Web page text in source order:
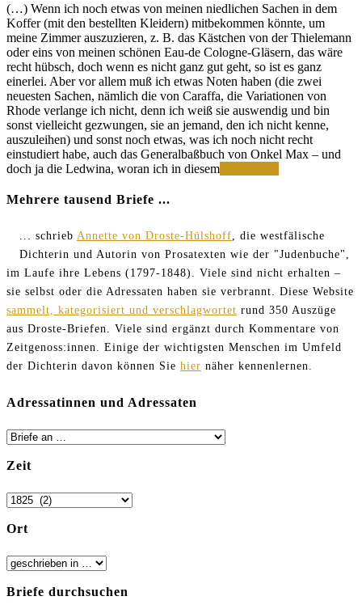
(…) Wenn ich noch etwas von meinen niedlichen Sachen in dem
Koffer (mit den bestellten Kleidern) mitbekommen könnte, um
meine Zimmer auszuzieren, z. B. das Kästchen von der Thielemann
oder eins von meinen schönen Eau-de Cologne-Gläsern, das wäre
recht hübsch, doch wenn es nicht ganz gut geht, so ist es ganz
einerlei. Aber vor allem muß ich etwas Noten haben (die zwei
neuesten Sachen, nämlich die von Caraffa, die Variationen von
Rhode verlange ich nicht, denn ich weiß sie auswendig und bin
sonst vielleicht gezwungen, sie an jemand, den ich nicht kenne,
auszuleihen) und sonst noch etwas, was ich noch nicht recht
einstudiert habe, auch das Generalbaßbuch von Onkel Max – und
doch ja die Ledwina, woran ich in diesem
Mehrere tausend Briefe ...
... schrieb Annette von Droste-Hülshoff , die westfälische
Dichterin und Autorin von Prosatexten wie der "Judenbuche",
im Laufe ihre Lebens (1797-1848). Viele sind nicht erhalten –
sie selbst oder die Adressaten haben sie verbrannt. Diese Website
sammelt, kategorisiert und verschlagwortet rund 350 Auszüge
aus Droste-Briefen. Viele sind ergänzt durch Kommentare von
Zeitgenoss:innen. Einige der wichtigsten Menschen im Umfeld
der Dichterin davon können Sie hier näher kennenlernen.
Adressatinnen und Adressaten
Zeit
Ort
Briefe durchsuchen